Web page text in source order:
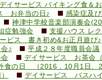
デイサービス バイキング食＆
お弁当の日♪
感染症及
神津中学校音楽部演奏会
症勉強会
支援ハウス レ
ビス 書き初め&お正月遊び♪
♪ 平成２８年度職員会議
デイサービス お茶会
の日 （2016．10月1日、
デイサービス バスハ